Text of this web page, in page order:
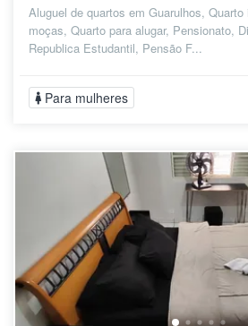
Aluguel de quartos em Guarulhos,
moças, Quarto para alugar, Pensionato,
Republica Estudantil, Pensão F...
Para mulheres